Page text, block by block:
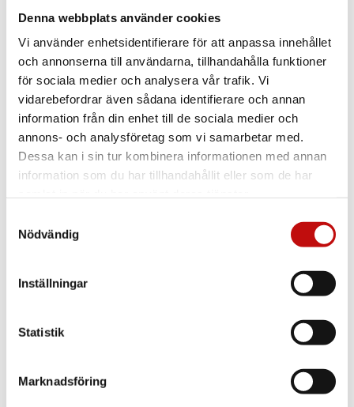
Denna webbplats använder cookies
Vi använder enhetsidentifierare för att anpassa innehållet
och annonserna till användarna, tillhandahålla funktioner
för sociala medier och analysera vår trafik. Vi
vidarebefordrar även sådana identifierare och annan
information från din enhet till de sociala medier och
annons- och analysföretag som vi samarbetar med.
Dessa kan i sin tur kombinera informationen med annan
information som du har tillhandahållit eller som de har
Nödvändig
Inställningar
Statistik
MarknadsföringEnkelslipade, progressiva eller färgskiftande